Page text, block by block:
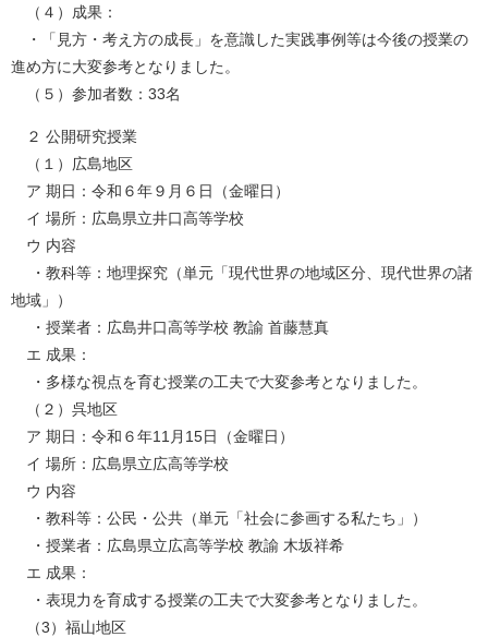
（４）成果：
・「見方・考え方の成長」を意識した実践事例等は今後の授業の
進め方に大変参考となりました。
（５）参加者数：33名
２ 公開研究授業
（１）広島地区
ア 期日：令和６年９月６日（金曜日）
イ 場所：広島県立井口高等学校
ウ 内容
・教科等：地理探究（単元「現代世界の地域区分、現代世界の諸
地域」）
・授業者：広島井口高等学校 教諭 首藤慧真
エ 成果：
・多様な視点を育む授業の工夫で大変参考となりました。
（２）呉地区
ア 期日：令和６年11月15日（金曜日）
イ 場所：広島県立広高等学校
ウ 内容
・教科等：公民・公共（単元「社会に参画する私たち」）
・授業者：広島県立広高等学校 教諭 木坂祥希
エ 成果：
・表現力を育成する授業の工夫で大変参考となりました。
（3）福山地区